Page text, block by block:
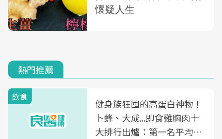
熱門推薦
飲食
健身族狂囤的高蛋白神物！
卜蜂、大成...即食雞胸肉十
大排行出爐：第一名平均一